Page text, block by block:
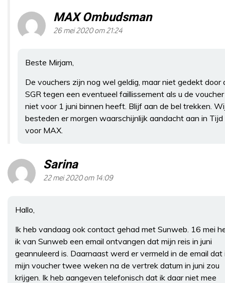
MAX Ombudsman
26 mei 2020 om 21:24
Beste Mirjam,
De vouchers zijn nog wel geldig, maar niet gedekt door
SGR tegen een eventueel faillissement als u de voucher
niet voor 1 juni binnen heeft. Blijf aan de bel trekken.
besteden er morgen waarschijnlijk aandacht aan in Tijd
voor MAX.
Sarina
22 mei 2020 om 14:09
Hallo,
Ik heb vandaag ook contact gehad met Sunweb. 16 mei
ik van Sunweb een email ontvangen dat mijn reis in juni
geannuleerd is. Daarnaast werd er vermeld in de email dat
mijn voucher twee weken na de vertrek datum in juni zou
krijgen. Ik heb aangeven telefonisch dat ik daar niet mee